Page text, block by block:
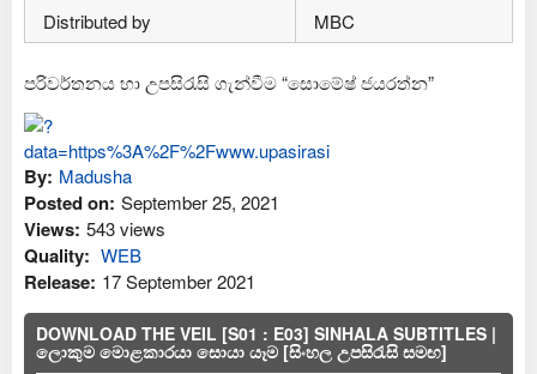
Distributed by
MBC
පරිවර්තනය හා උපසිරැසි ගැන්වීම “සොමේෂ් ජයරත්න”
By: Madusha
Posted on: September 25, 2021
Views: 543 views
Quality: WEB
Release: 17 September 2021
DOWNLOAD THE VEIL [S01 : E03] SINHALA SUBTITLES |
ලොකුම මොළකාරයා සොයා යෑම [සිංහල උපසිරැසි සමඟ]